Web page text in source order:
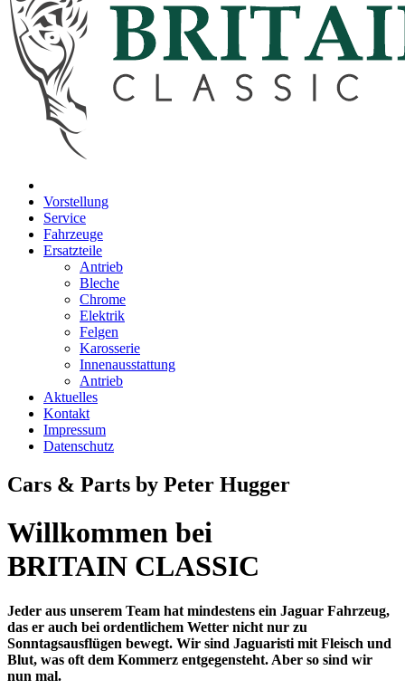
Vorstellung
Service
Fahrzeuge
Ersatzteile
Antrieb
Bleche
Chrome
Elektrik
Felgen
Karosserie
Innenausstattung
Antrieb
Aktuelles
Kontakt
Impressum
Datenschutz
Cars & Parts by Peter Hugger
Willkommen bei
BRITAIN CLASSIC
Jeder aus unserem Team hat mindestens ein Jaguar Fahrzeug,
das er auch bei ordentlichem Wetter nicht nur zu
Sonntagsausflügen bewegt. Wir sind Jaguaristi mit Fleisch und
Blut, was oft dem Kommerz entgegensteht. Aber so sind wir
nun mal.